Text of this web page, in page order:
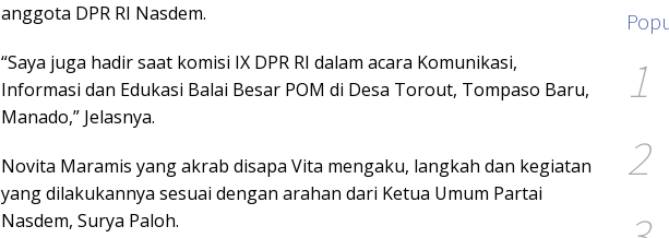
anggota DPR RI Nasdem.
“Saya juga hadir saat komisi IX DPR RI dalam acara Komunikasi,
Informasi dan Edukasi Balai Besar POM di Desa Torout, Tompaso Baru,
Manado,” Jelasnya.
Novita Maramis yang akrab disapa Vita mengaku, langkah dan kegiatan
yang dilakukannya sesuai dengan arahan dari Ketua Umum Partai
Nasdem, Surya Paloh.
1
2